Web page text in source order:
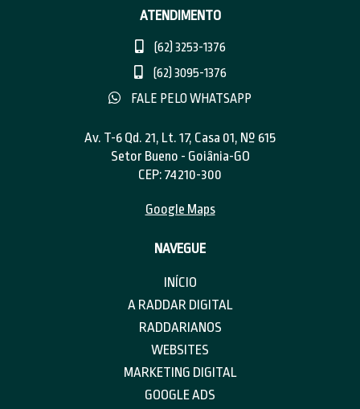
ATENDIMENTO
(62) 3253-1376
(62) 3095-1376
FALE PELO WHATSAPP
Av. T-6 Qd. 21, Lt. 17, Casa 01, Nº 615
Setor Bueno - Goiânia-GO
CEP: 74210-300
Google Maps
NAVEGUE
INÍCIO
A RADDAR DIGITAL
RADDARIANOS
WEBSITES
MARKETING DIGITAL
GOOGLE ADS